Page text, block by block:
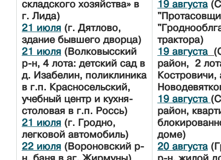
складского хозяйства» в
г. Лида)
21 июля (г. Дятлово,
здание бывшего дворца)
21 июля (Волковысский
р-н, 4 лота: детский сад в
д. Изабелин, поликлиника
в г.п. Красносельский,
учебный центр и кухня-
столовая в г.п. Россь)
21 июля (г. Гродно,
легковой автомобиль)
22 июля (Вороновский р-
19 августа
трактора)
19 августа(
район, 2
Костровичи,
19 августа
район,
доме)
20 августа